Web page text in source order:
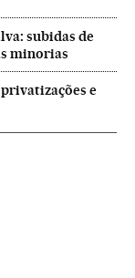
subidas de
minorias
e